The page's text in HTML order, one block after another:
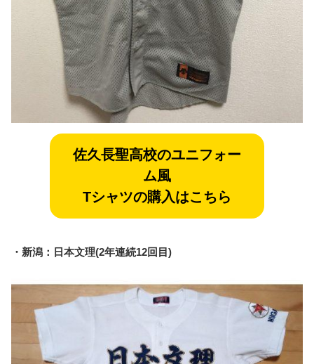
佐久長聖高校のユニフォー
ム風
Tシャツの購入はこちら
・新潟：日本文理(2年連続12回目)